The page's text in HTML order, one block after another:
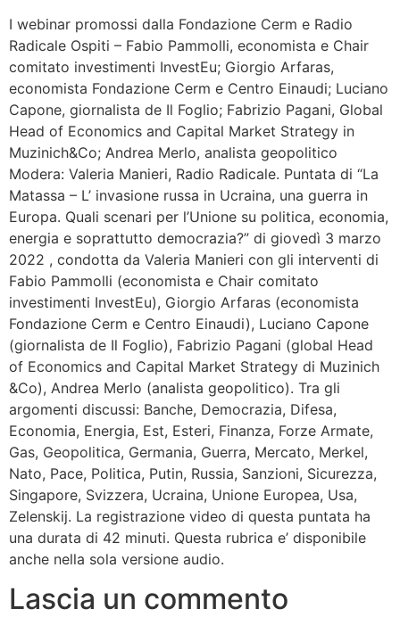
I webinar promossi dalla Fondazione Cerm e Radio
Radicale Ospiti – Fabio Pammolli, economista e Chair
comitato investimenti InvestEu; Giorgio Arfaras,
economista Fondazione Cerm e Centro Einaudi; Luciano
Capone, giornalista de Il Foglio; Fabrizio Pagani, Global
Head of Economics and Capital Market Strategy in
Muzinich&Co; Andrea Merlo, analista geopolitico
Modera: Valeria Manieri, Radio Radicale. Puntata di “La
Matassa – L’ invasione russa in Ucraina, una guerra in
Europa. Quali scenari per l’Unione su politica, economia,
energia e soprattutto democrazia?” di giovedì 3 marzo
2022 , condotta da Valeria Manieri con gli interventi di
Fabio Pammolli (economista e Chair comitato
investimenti InvestEu), Giorgio Arfaras (economista
Fondazione Cerm e Centro Einaudi), Luciano Capone
(giornalista de Il Foglio), Fabrizio Pagani (global Head
of Economics and Capital Market Strategy di Muzinich
&Co), Andrea Merlo (analista geopolitico). Tra gli
argomenti discussi: Banche, Democrazia, Difesa,
Economia, Energia, Est, Esteri, Finanza, Forze Armate,
Gas, Geopolitica, Germania, Guerra, Mercato, Merkel,
Nato, Pace, Politica, Putin, Russia, Sanzioni, Sicurezza,
Singapore, Svizzera, Ucraina, Unione Europea, Usa,
Zelenskij. La registrazione video di questa puntata ha
una durata di 42 minuti. Questa rubrica e’ disponibile
anche nella sola versione audio.
Lascia un commento